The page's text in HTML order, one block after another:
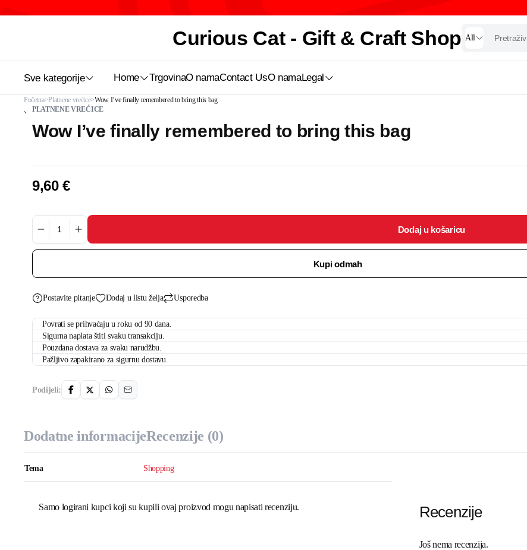
Curious Cat - Gift & Craft Shop All
Sve kategorije Home TrgovinaO namaContact UsO namaLegal
Početna Platnene vrećice Wow I’ve finally remembered to bring this bag
PLATNENE VREĆICE
Wow I’ve finally remembered to bring this bag
9,60 €
Wow
I’ve
finally
remembered
this
količina
Dodaj u košaricu
Kupi odmah
Postavite pitanje Dodaj u listu želja Usporedba
Povrati se prihvaćaju u roku od 90 dana.
Sigurna naplata štiti svaku transakciju.
Pouzdana dostava za svaku narudžbu.
Pažljivo zapakirano za sigurnu dostavu.
Podijeli:
Dodatne informacijeRecenzije (0)
Tema Shopping
Recenzije
Još nema recenzija.
Samo logirani kupci koji su kupili ovaj proizvod mogu napisati recenziju.